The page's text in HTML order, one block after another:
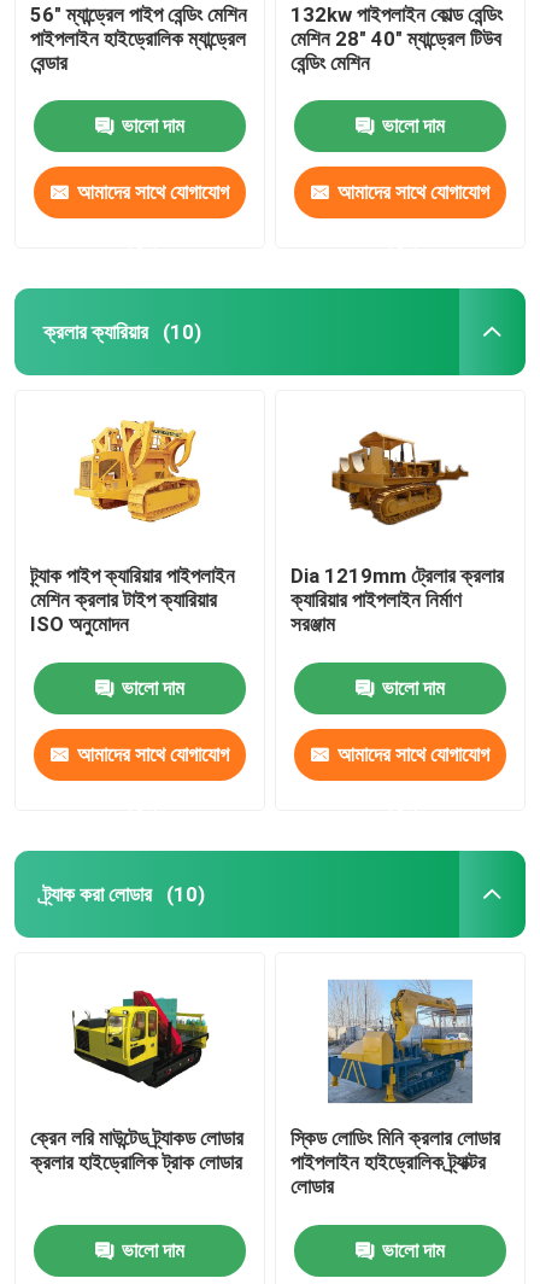
56" ম্যান্ড্রেল পাইপ বেন্ডিং মেশিন
পাইপলাইন হাইড্রোলিক ম্যান্ড্রেল
বেন্ডার
ভালো দাম
আমাদের সাথে যোগাযোগ
132kw পাইপলাইন কোল্ড বেন্ডিং
মেশিন 28" 40" ম্যান্ড্রেল টিউব
বেন্ডিং মেশিন
ভালো দাম
আমাদের সাথে যোগাযোগ
ক্রলার ক্যারিয়ার (10)
ট্র্যাক পাইপ ক্যারিয়ার পাইপলাইন
মেশিন ক্রলার টাইপ ক্যারিয়ার
ISO অনুমোদন
ভালো দাম
আমাদের সাথে যোগাযোগ
Dia 1219mm ট্রেলার ক্রলার
ক্যারিয়ার পাইপলাইন নির্মাণ
সরঞ্জাম
ভালো দাম
আমাদের সাথে যোগাযোগ
ট্র্যাক করা লোডার (10)
ক্রেন লরি মাউন্টেড ট্র্যাকড লোডার
ক্রলার হাইড্রোলিক ট্রাক লোডার
ভালো দাম
স্কিড লোডিং মিনি ক্রলার লোডার
পাইপলাইন হাইড্রোলিক ট্র্যাক্টর
লোডার
ভালো দাম